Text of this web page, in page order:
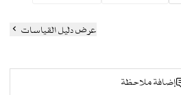
عرض دليل القياسات
إضافة ملاحظة